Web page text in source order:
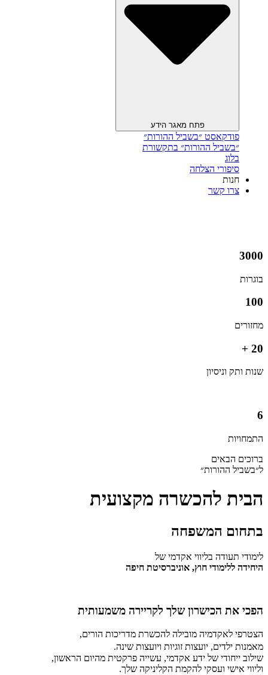
פתח מאגר הידע
פודקאסט ״בשביל ההורות״
״בשביל ההורות״ בתקשורת
בלוג
סיפורי הצלחה
חנות
צרו קשר
3000
בוגרות
100
מחזורים
20 +
שנות ותק וניסיון
6
התמחויות
ברוכים הבאים
ל״בשביל ההורות״
הבית להכשרה מקצועית
בתחום המשפחה
לימודי תעודה בליווי אקדמי של
היחידה ללימודי חוץ, אוניברסיטת חיפה
הפכי את הכישרון שלך לקריירה משמעותית
הצטרפי לאקדמיה מובילה להכשרת מדריכות הורים,
מאמנות ילדים, יועצות זוגיות ויועצות שינה.
שילוב ייחודי של ידע אקדמי, עשייה פרקטית מהיום הראשון,
וליווי אישי ועסקי להקמת הקליניקה שלך.